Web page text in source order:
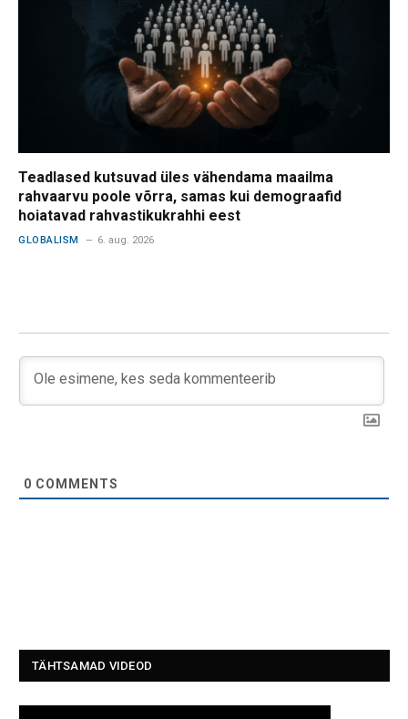
Teadlased kutsuvad üles vähendama maailma
rahvaarvu poole võrra, samas kui demograafid
hoiatavad rahvastikukrahhi eest
GLOBALISM 6. aug. 2026
0 COMMENTS
TÄHTSAMAD VIDEOD